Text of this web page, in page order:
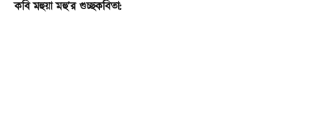
কবি মহুয়া মহু’র গুচ্ছকবিতা: